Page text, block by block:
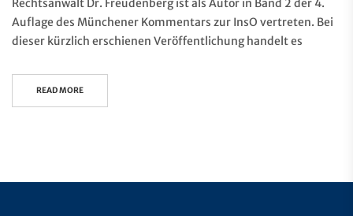
Rechtsanwalt Dr. Freudenberg ist als Autor in Band 2 der 4.
Auflage des Münchener Kommentars zur InsO vertreten. Bei
dieser kürzlich erschienen Veröffentlichung handelt es
READ MORE